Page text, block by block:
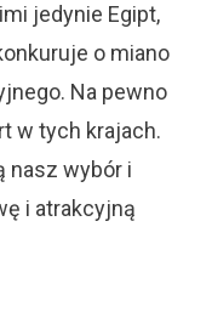
jedynie Egipt,
o miano
Na pewno
w tych krajach.
nasz wybór i
i atrakcyjną